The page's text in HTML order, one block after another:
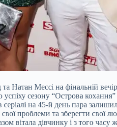
Натан Мессі на фінальній
успіху сезону “Острова
серіалі на 45-й день пара
проблеми та зберегти свої
вітала дівчинку і з того